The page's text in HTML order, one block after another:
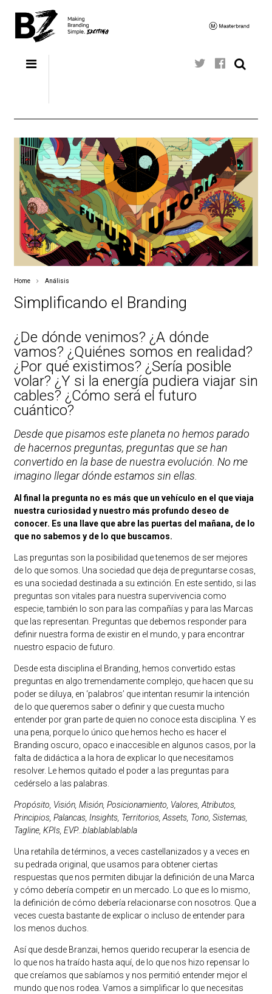
Home Análisis
Simplificando el Branding
¿De dónde venimos? ¿A dónde
vamos? ¿Quiénes somos en realidad?
¿Por qué existimos? ¿Sería posible
volar? ¿Y si la energía pudiera viajar sin
cables? ¿Cómo será el futuro
cuántico?
Desde que pisamos este planeta no hemos parado
de hacernos preguntas, preguntas que se han
convertido en la base de nuestra evolución. No me
imagino llegar dónde estamos sin ellas.
Al final la pregunta no es más que un vehículo en el que viaja
nuestra curiosidad y nuestro más profundo deseo de
conocer. Es una llave que abre las puertas del mañana, de lo
que no sabemos y de lo que buscamos.
Las preguntas son la posibilidad que tenemos de ser mejores
de lo que somos. Una sociedad que deja de preguntarse cosas,
es una sociedad destinada a su extinción. En este sentido, si las
preguntas son vitales para nuestra supervivencia como
especie, también lo son para las compañías y para las Marcas
que las representan. Preguntas que debemos responder para
definir nuestra forma de existir en el mundo, y para encontrar
nuestro espacio de futuro.
Desde esta disciplina el Branding, hemos convertido estas
preguntas en algo tremendamente complejo, que hacen que su
poder se diluya, en ‘palabros’ que intentan resumir la intención
de lo que queremos saber o definir y que cuesta mucho
entender por gran parte de quien no conoce esta disciplina. Y es
una pena, porque lo único que hemos hecho es hacer el
Branding oscuro, opaco e inaccesible en algunos casos, por la
falta de didáctica a la hora de explicar lo que necesitamos
resolver. Le hemos quitado el poder a las preguntas para
cedérselo a las palabras.
Propósito, Visión, Misión, Posicionamiento, Valores, Atributos,
Principios, Palancas, Insights, Territorios, Assets, Tono, Sistemas,
Tagline, KPIs, EVP...blablablablabla
Una retahíla de términos, a veces castellanizados y a veces en
su pedrada original, que usamos para obtener ciertas
respuestas que nos permiten dibujar la definición de una Marca
y cómo debería competir en un mercado. Lo que es lo mismo,
la definición de cómo debería relacionarse con nosotros. Que a
veces cuesta bastante de explicar o incluso de entender para
los menos duchos.
Así que desde Branzai, hemos querido recuperar la esencia de
lo que nos ha traído hasta aquí, de lo que nos hizo repensar lo
que creíamos que sabíamos y nos permitió entender mejor el
mundo que nos rodea. Vamos a simplificar lo que necesitas